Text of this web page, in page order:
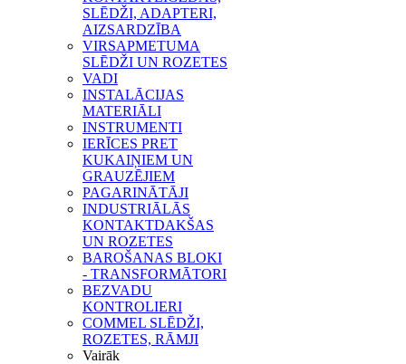
SLĒDŽI, ADAPTERI,
AIZSARDZĪBA
VIRSAPMETUMA
SLĒDŽI UN ROZETES
VADI
INSTALĀCIJAS
MATERIĀLI
INSTRUMENTI
IERĪCES PRET
KUKAIŅIEM UN
GRAUZĒJIEM
PAGARINĀTĀJI
INDUSTRIĀLĀS
KONTAKTDAKŠAS
UN ROZETES
BAROŠANAS BLOKI
- TRANSFORMĀTORI
BEZVADU
KONTROLIERI
COMMEL SLĒDŽI,
ROZETES, RĀMJI
Vairāk